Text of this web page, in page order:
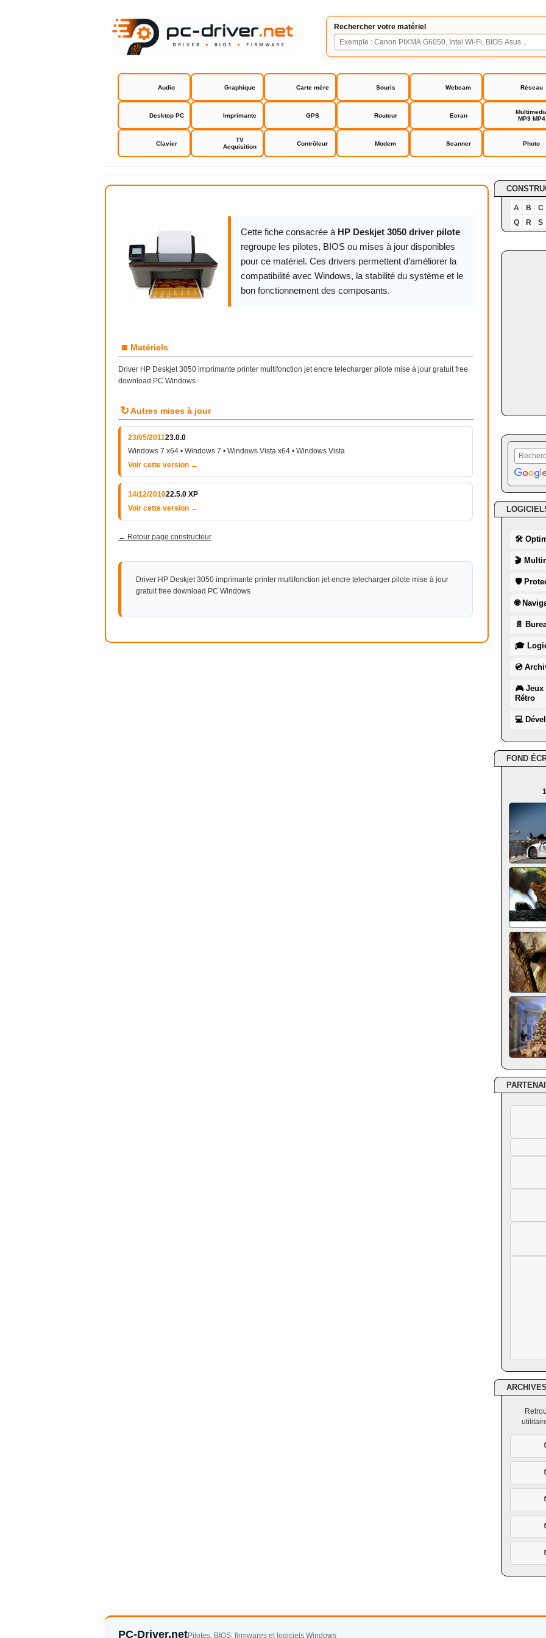
Rechercher votre matériel
Audio Graphique Carte mère Souris Webcam Réseau
Desktop PC Imprimante GPS Routeur Ecran
MP3 MP4
Clavier
TV
Acquisition
Contrôleur Modem Scanner Photo
HP Deskjet 3050 driver pilote
Cette fiche consacrée à HP Deskjet 3050 driver pilote
regroupe les pilotes, BIOS ou mises à jour disponibles
pour ce matériel. Ces drivers permettent d’améliorer la
compatibilité avec Windows, la stabilité du système et le
bon fonctionnement des composants.
■ Matériels
Driver HP Deskjet 3050 imprimante printer multifonction jet encre telecharger pilote mise à jour gratuit free
download PC Windows
↻Autres mises à jour
23/05/201123.0.0
Windows 7 x64 • Windows 7 • Windows Vista x64 • Windows Vista
Voir cette version →
14/12/201022.5.0 XP
Voir cette version →
← Retour page constructeur
Driver HP Deskjet 3050 imprimante printer multifonction jet encre telecharger pilote mise à jour
gratuit free download PC Windows
A B
C
Q
R S
🛠
🎬
🛡
🌐
📄
🎓
💿
🎮 Jeux
Rétro
💻
FOND
PC-Driver.netPilotes, BIOS, firmwares et logiciels Windows